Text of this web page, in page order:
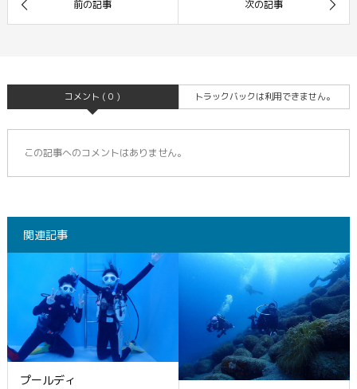
コメント ( 0 ) トラックバックは利用できません。
この記事へのコメントはありません。
関連記事
プールディ